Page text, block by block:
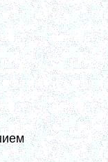
скоро
что болячка –
главное то, что
Тогда пойдут в